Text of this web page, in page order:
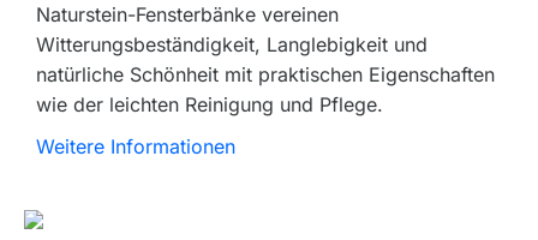
Naturstein-Fensterbänke vereinen
Witterungsbeständigkeit, Langlebigkeit und
natürliche Schönheit mit praktischen Eigenschaften
wie der leichten Reinigung und Pflege.
Weitere Informationen